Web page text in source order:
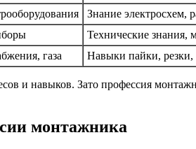
Знание электросхем,
Технические знания,
газа Навыки пайки, резки,
и навыков. Зато профессия
монтажника